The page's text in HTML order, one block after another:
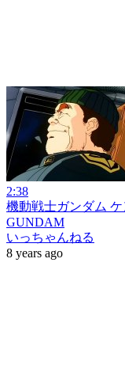
2:38
機動戦士ガンダム
GUNDAM
いっちゃんねる
8 years ago